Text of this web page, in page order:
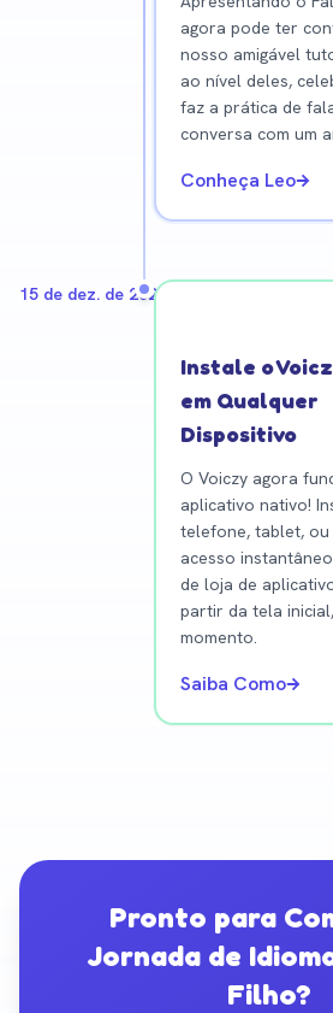
agora pode ter
nosso amigável
ao nível deles,
faz a prática de
conversa com um
Conheça Leo
15 de dez. de 2025
Instale o
em Qualquer
Dispositivo
O Voiczy agora
aplicativo nativo!
telefone, tablet,
acesso
de loja de
partir da tela
momento.
Saiba Como
Pronto para
Jornada de
Filho?